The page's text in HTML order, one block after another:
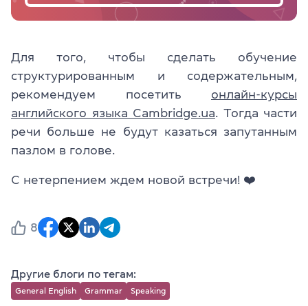
Для того, чтобы сделать обучение
структурированным и содержательным,
рекомендуем посетить онлайн-курсы
английского языка Cambridge.ua. Тогда части
речи больше не будут казаться запутанным
пазлом в голове.
С нетерпением ждем новой встречи! ❤️
8
Другие блоги по тегам:
General English Grammar Speaking